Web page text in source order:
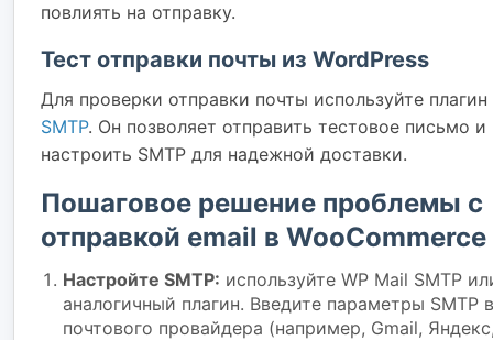
повлиять на отправку.
Тест отправки почты из WordPress
Для проверки отправки почты используйте плагин
SMTP. Он позволяет отправить тестовое письмо и
настроить SMTP для надежной доставки.
Пошаговое решение проблемы с
отправкой email в WooCommerce
Настройте SMTP: используйте WP Mail SMTP
аналогичный плагин. Введите параметры SMTP
почтового провайдера (например, Gmail,